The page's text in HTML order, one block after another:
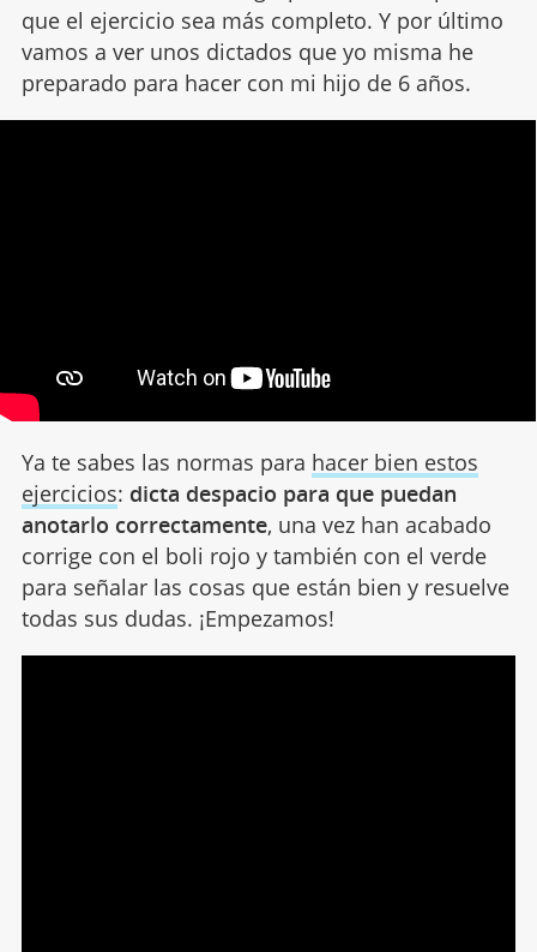
que el ejercicio sea más completo. Y por último
vamos a ver unos dictados que yo misma he
preparado para hacer con mi hijo de 6 años.
Ya te sabes las normas para hacer bien estos
ejercicios: dicta despacio para que puedan
anotarlo correctamente, una vez han acabado
corrige con el boli rojo y también con el verde
para señalar las cosas que están bien y resuelve
todas sus dudas. ¡Empezamos!